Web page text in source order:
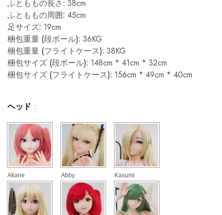
ふとももの長さ: 38cm
ふとももの周囲: 45cm
足サイズ: 19cm
梱包重量 (段ボール): 36KG
梱包重量 (フライトケース): 38KG
梱包サイズ (段ボール): 148cm * 41cm * 32cm
梱包サイズ (フライトケース): 156cm * 49cm * 40cm
ヘッド :
Akane Abby Kasumi